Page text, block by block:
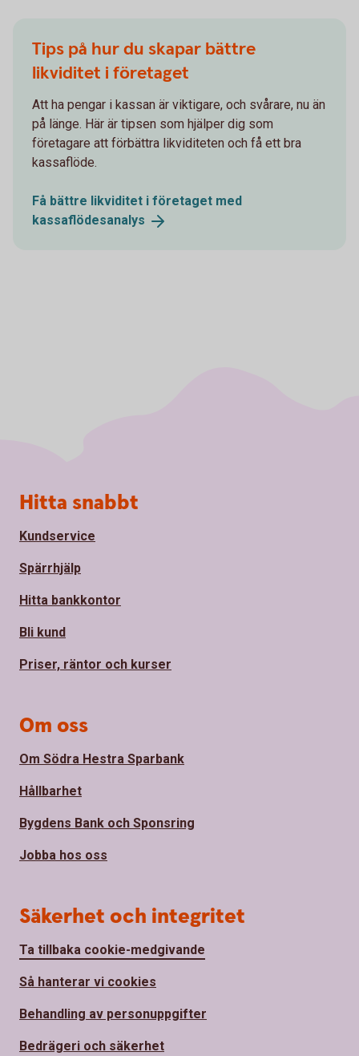
Tips på hur du skapar bättre
likviditet i företaget
Att ha pengar i kassan är viktigare, och svårare, nu än
på länge. Här är tipsen som hjälper dig som
företagare att förbättra likviditeten och få ett bra
kassaflöde.
Få bättre likviditet i företaget med
kassaflödesanalys
Sidfot
Hitta snabbt
Kundservice
Spärrhjälp
Hitta bankkontor
Bli kund
Priser, räntor och kurser
Om oss
Om Södra Hestra Sparbank
Hållbarhet
Bygdens Bank och Sponsring
Jobba hos oss
Säkerhet och integritet
Ta tillbaka cookie-medgivande
Så hanterar vi cookies
Behandling av personuppgifter
Bedrägeri och säkerhet